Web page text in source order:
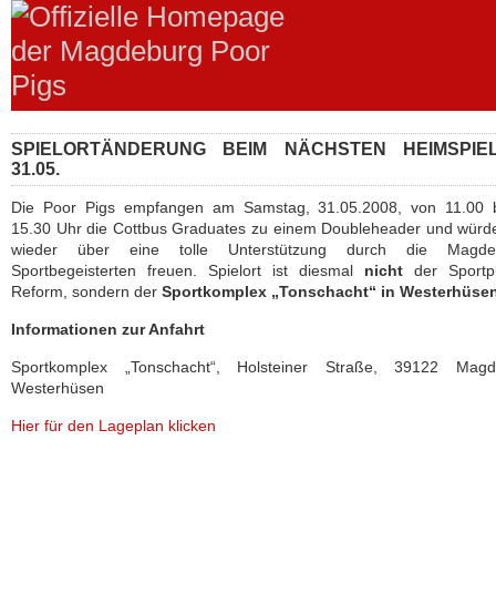
SPIELORTÄNDERUNG BEIM NÄCHSTEN
31.05.
Die Poor Pigs empfangen am Samstag, 31.05.2008, von 11.00
15.30 Uhr die Cottbus Graduates zu einem Doubleheader und
wieder über eine tolle Unterstützung durch die
Sportbegeisterten freuen. Spielort ist diesmal nicht der
Reform, sondern der Sportkomplex „Tonschacht“ in
Informationen zur Anfahrt
Sportkomplex „Tonschacht“, Holsteiner Straße, 39122
Westerhüsen
Hier für den Lageplan klicken